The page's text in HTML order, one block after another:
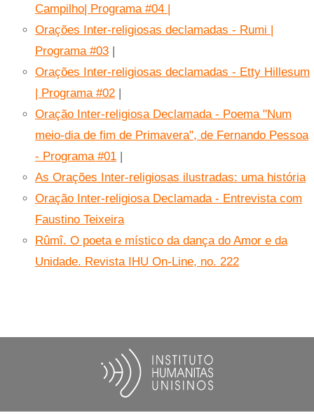
Campilho| Programa #04 |
Orações Inter-religiosas declamadas - Rumi |
Programa #03 |
Orações Inter-religiosas declamadas - Etty Hillesum
| Programa #02 |
Oração Inter-religiosa Declamada - Poema "Num
meio-dia de fim de Primavera", de Fernando Pessoa
- Programa #01 |
As Orações Inter-religiosas ilustradas: uma história
Oração Inter-religiosa Declamada - Entrevista com
Faustino Teixeira
Rûmî. O poeta e místico da dança do Amor e da
Unidade. Revista IHU On-Line, no. 222